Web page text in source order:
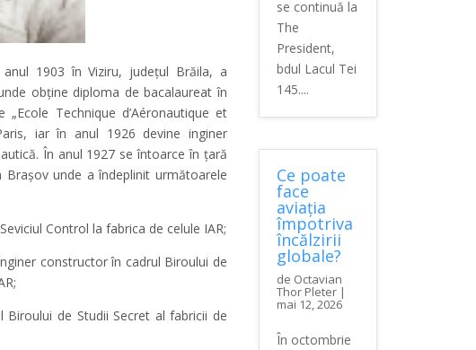
anul 1903 în Viziru, județul Brăila, a
obține diploma de bacalaureat în
Technique d’Aéronautique et
iar în anul 1926 devine inginer
În anul 1927 se întoarce în ţară
unde a îndeplinit următoarele
Control la fabrica de celule IAR;
constructor în cadrul Biroului de
de Studii Secret al fabricii de
se continuă la
The
President,
bdul Lacul Tei
145....
Ce poate
face
aviația
împotriva
încălzirii
globale?
de Octavian
Thor Pleter|
mai 12, 2026
În octombrie